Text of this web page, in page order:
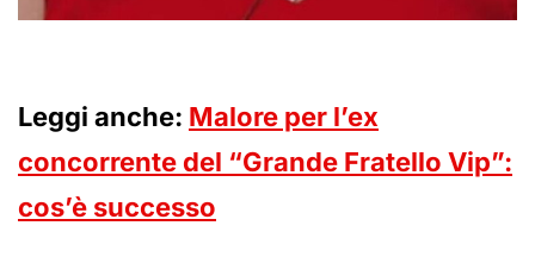
Leggi anche: Malore per l’ex
concorrente del “Grande Fratello Vip”:
cos’è successo